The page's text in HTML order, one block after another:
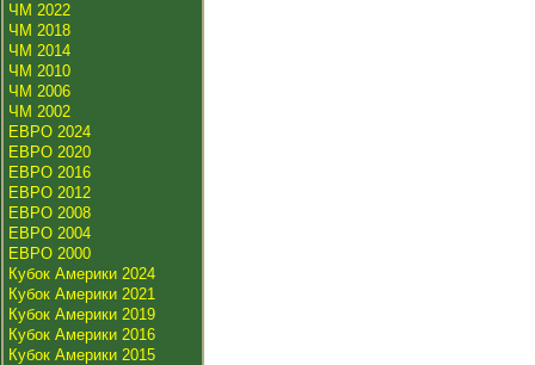
ЧМ 2022
ЧМ 2018
ЧМ 2014
ЧМ 2010
ЧМ 2006
ЧМ 2002
ЕВРО 2024
ЕВРО 2020
ЕВРО 2016
ЕВРО 2012
ЕВРО 2008
ЕВРО 2004
ЕВРО 2000
Кубок Америки 2024
Кубок Америки 2021
Кубок Америки 2019
Кубок Америки 2016
Кубок Америки 2015